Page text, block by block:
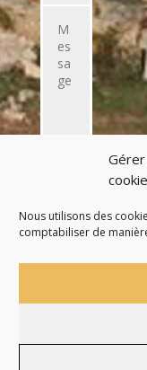
Nous utilisons des
comptabiliser de
Site officiel de